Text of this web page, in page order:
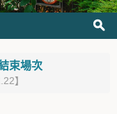
束場次
】